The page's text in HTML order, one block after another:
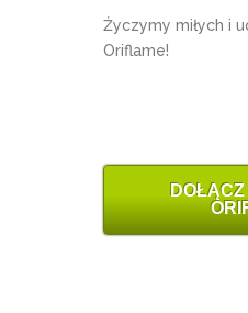
Życzymy miłych i
Oriflame!